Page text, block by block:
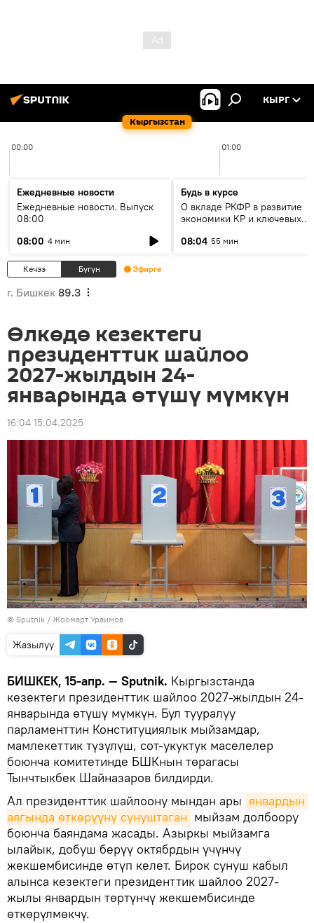
Кыргызстан
КЫРГ
00:00 01:00
Ежедневные новости
Ежедневные новости. Выпуск
08:00
08:00 4 мин
Будь в курсе
О вкладе РКФР в развитие
экономики КР и ключевых
08:04 55 мин
Кечээ Бүгүн Эфирге
г. Бишкек 89.3
Өлкөдө кезектеги
президенттик шайлоо
2027-жылдын 24-
январында өтүшү мүмкүн
16:04 15.04.2025
© Sputnik / Жоомарт Ураимов
Жазылуу
БИШКЕК, 15-апр. — Sputnik. Кыргызстанда
кезектеги президенттик шайлоо 2027-жылдын 24-
январында өтүшү мүмкүн. Бул тууралуу
парламенттин Конституциялык мыйзамдар,
мамлекеттик түзүлүш, сот-укуктук маселелер
боюнча комитетинде БШКнын төрагасы
Тынчтыкбек Шайназаров билдирди.
Ал президенттик шайлоону мындан ары январдын
аягында өткөрүүнү сунуштаган мыйзам долбоору
боюнча баяндама жасады. Азыркы мыйзамга
ылайык, добуш берүү октябрдын үчүнчү
жекшембисинде өтүп келет. Бирок сунуш кабыл
алынса кезектеги президенттик шайлоо 2027-
жылы январдын төртүнчү жекшембисинде
өткөрүлмөкчү.